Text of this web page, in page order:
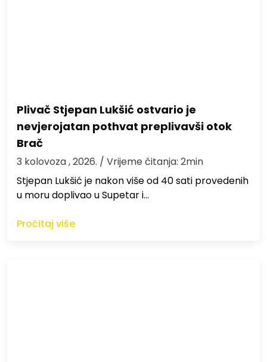
Plivač Stjepan Lukšić ostvario je
nevjerojatan pothvat preplivavši otok
Brač
3 kolovoza , 2026. / Vrijeme čitanja: 2min
St​jepan Lukšić je nakon više od 40 sati provedenih
u moru doplivao u Supetar i…
Pročitaj više